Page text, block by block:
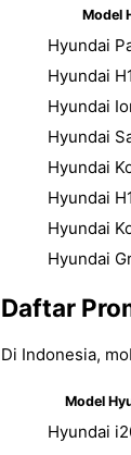
Model
Hyundai
Hyundai
Hyundai
Hyundai
Hyundai
Hyundai H1
Hyundai
Hyundai
Daftar
Di Indonesia,
Model
Hyundai